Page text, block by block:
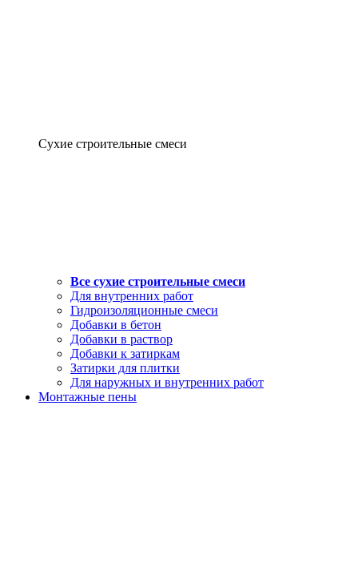
Сухие строительные смеси
Все сухие строительные смеси
Для внутренних работ
Гидроизоляционные смеси
Добавки в бетон
Добавки в раствор
Добавки к затиркам
Затирки для плитки
Для наружных и внутренних работ
Монтажные пены